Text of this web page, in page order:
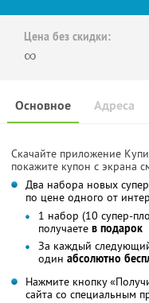
Цена без скидки:
∞
Основное Адреса
Скачайте приложение
покажите купон с экрана
Два набора новых
по цене одного от
1 набор (10 супер-
получаете в подарок
За каждый
один абсолютно
Нажмите кнопку
сайта со специальным